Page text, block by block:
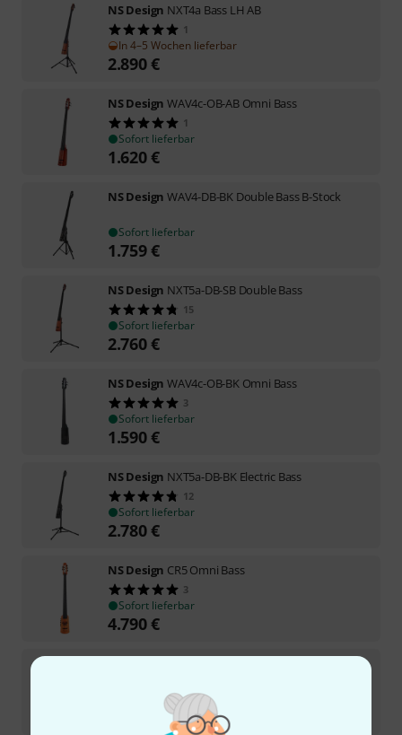
NS Design NXT4a Bass LH AB
1
In 4–5 Wochen lieferbar
2.890€
NS Design WAV4c-OB-AB Omni Bass
1
Sofort lieferbar
1.620€
NS Design WAV4-DB-BK Double Bass B-Stock
Sofort lieferbar
1.759€
NS Design NXT5a-DB-SB Double Bass
15
Sofort lieferbar
2.760€
NS Design WAV4c-OB-BK Omni Bass
3
Sofort lieferbar
1.590€
NS Design NXT5a-DB-BK Electric Bass
12
Sofort lieferbar
2.780€
NS Design CR5 Omni Bass
3
Sofort lieferbar
4.790€
Sofort lieferbar